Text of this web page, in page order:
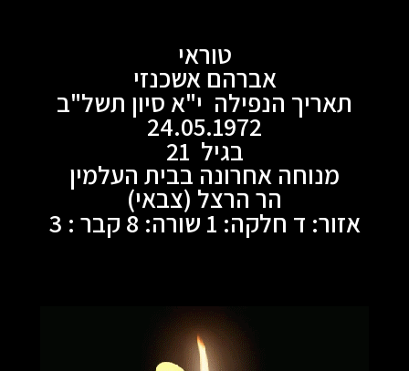
טוראי
אברהם אשכנזי
תאריך הנפילה י"א סיון תשל"ב
24.05.1972
בגיל 21
מנוחה אחרונה בבית העלמין
הר הרצל (צבאי)
אזור: ד חלקה: 1 שורה: 8 קבר : 3